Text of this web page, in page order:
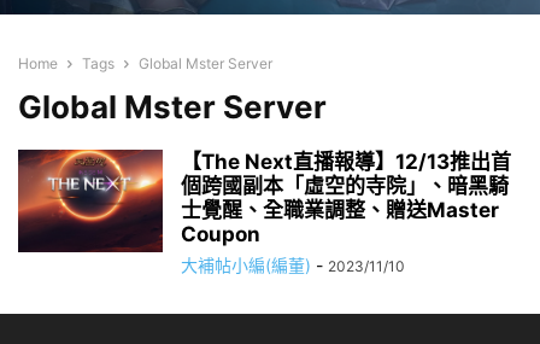
Home Tags Global Mster Server
Global Mster Server
【The Next直播報導】12/13推出首
個跨國副本「虛空的寺院」、暗黑騎
士覺醒、全職業調整、贈送Master
Coupon
大補帖小編(編董) - 2023/11/10